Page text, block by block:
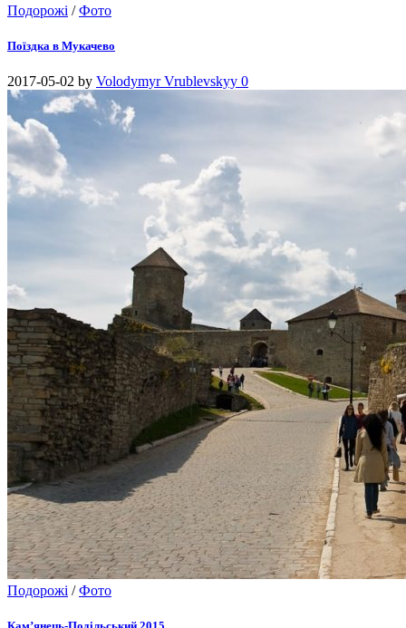
Подорожі /Фото
Поїздка в Мукачево
2017-05-02 by Volodymyr Vrublevskyy 0
Подорожі /Фото